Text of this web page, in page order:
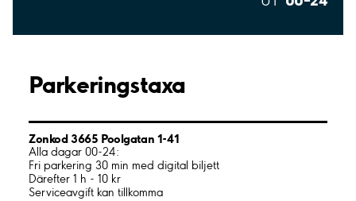
Parkeringstaxa
Zonkod 3665 Poolgatan 1-41
Alla dagar 00-24:
Fri parkering 30 min med digital biljett
Därefter 1 h - 10 kr
Serviceavgift kan tillkomma